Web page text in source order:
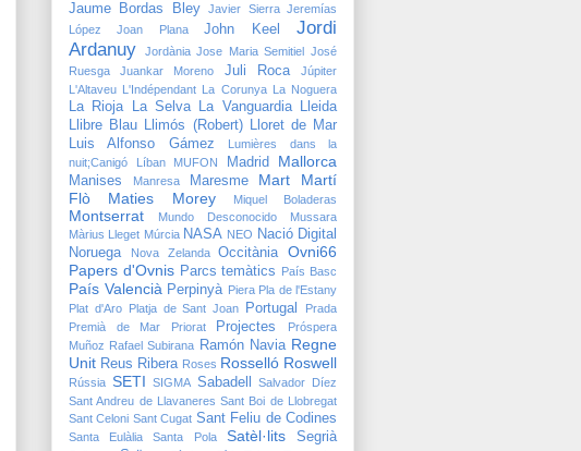
Jaume Bordas Bley Javier Sierra Jeremías
López
Joan Plana John Keel
Jordi
Ardanuy
Jordània Jose Maria Semitiel José
Ruesga
Juankar Moreno Juli Roca
Júpiter
L'Altaveu L'Indépendant La Corunya La Noguera
La Rioja La Selva La Vanguardia
Lleida
Llibre Blau Llimós (Robert)
Lloret de Mar
Luis Alfonso Gámez
Lumières dans la
nuit;Canigó
Líban MUFON Madrid Mallorca
Manises Manresa Maresme Mart
Martí
Flò
Maties Morey Miquel Boladeras
Montserrat Mundo Desconocido
Mussara
Màrius Lleget Múrcia NASA NEO Nació Digital
Noruega
Nova Zelanda Occitània
Ovni66
Papers d'Ovnis Parcs temàtics País Basc
País Valencià Perpinyà Piera Pla de l'Estany
Plat d'Aro Platja de Sant Joan Portugal
Prada
Premià de Mar
Priorat Projectes
Próspera
Muñoz Rafael Subirana Ramón Navia Regne
Unit Reus Ribera Roses Rosselló Roswell
Rússia SETI SIGMA Sabadell
Salvador Díez
Sant Andreu de Llavaneres Sant Boi de Llobregat
Sant Celoni Sant Cugat Sant Feliu de Codines
Santa Eulàlia Santa Pola Satèl·lits Segrià